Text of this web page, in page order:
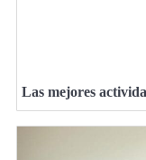
Las mejores